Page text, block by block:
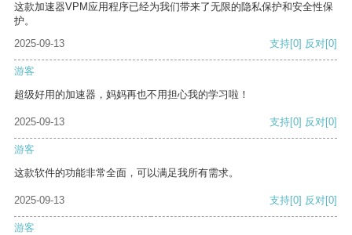
这款加速器VPM应用程序已经为我们带来了无限的隐私保护和安全性保
护。
2025-09-13
支持[0] 反对[0]
游客
超级好用的加速器，妈妈再也不用担心我的学习啦！
2025-09-13 支持[0] 反对[0]
游客
这款软件的功能非常全面，可以满足我所有需求。
2025-09-13 支持[0] 反对[0]
游客